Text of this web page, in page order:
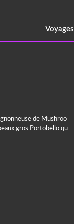
Voyages
de Mushroo
gros Portobello qu